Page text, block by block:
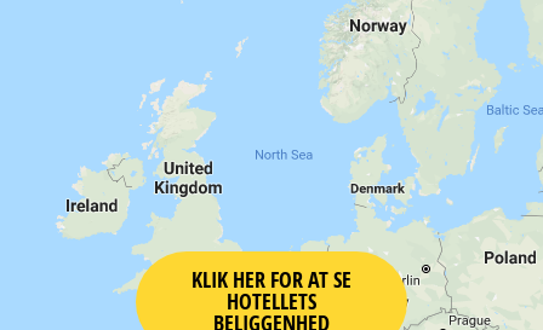
KLIK HER FOR AT SE
HOTELLETS
BELIGGENHED